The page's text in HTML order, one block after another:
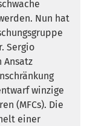
Nun hat
Sergio
Ansatz
winzige
(MFCs). Die
einer